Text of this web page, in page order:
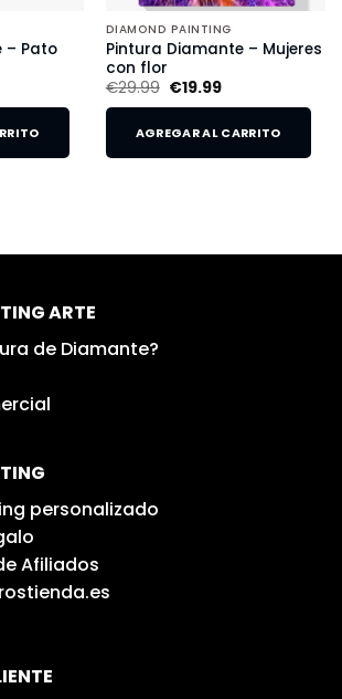
– Pato
DIAMOND PAINTING
Pintura Diamante – Mujeres
con flor
€29.99 €19.99
AGREGAR AL CARRITO
ARTE
de Diamante?
personalizado
Afiliados